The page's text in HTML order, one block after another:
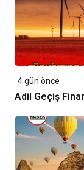
4 gün önce
Adil Geçiş